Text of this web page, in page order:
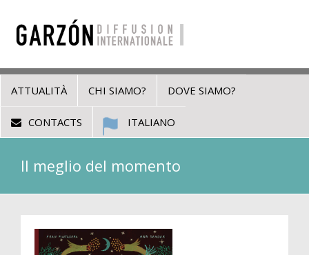
ATTUALITÀ CHI SIAMO? DOVE SIAMO?
CONTACTS ITALIANO
Il meglio del momento